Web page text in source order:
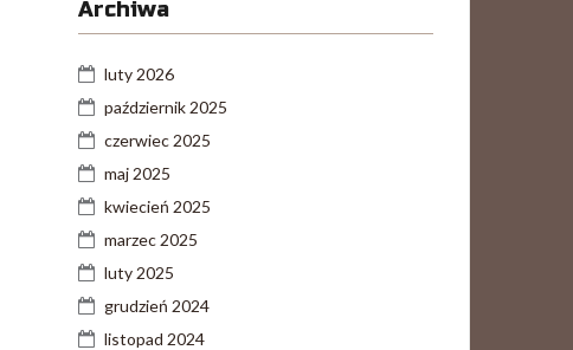
Archiwa
luty 2026
październik 2025
czerwiec 2025
maj 2025
kwiecień 2025
marzec 2025
luty 2025
grudzień 2024
listopad 2024